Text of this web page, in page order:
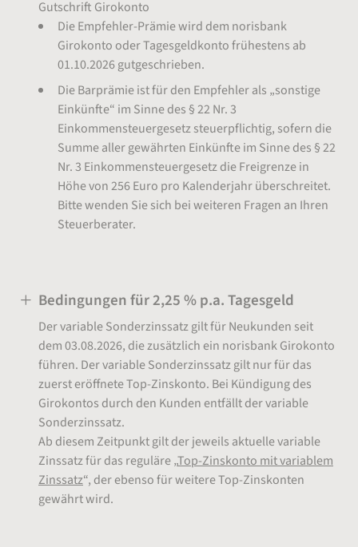
Gutschrift Girokonto
Die Empfehler-Prämie wird dem norisbank
Girokonto oder Tagesgeldkonto frühestens ab
01.10.2026 gutgeschrieben.
Die Barprämie ist für den Empfehler als „sonstige
Einkünfte“ im Sinne des § 22 Nr. 3
Einkommensteuergesetz steuerpflichtig, sofern die
Summe aller gewährten Einkünfte im Sinne des § 22
Nr. 3 Einkommensteuergesetz die Freigrenze in
Höhe von 256 Euro pro Kalenderjahr überschreitet.
Bitte wenden Sie sich bei weiteren Fragen an Ihren
Steuerberater.
Bedingungen für 2,25 % p.a. Tagesgeld
Der variable Sonderzinssatz gilt für Neukunden seit
dem 03.08.2026, die zusätzlich ein norisbank Girokonto
führen. Der variable Sonderzinssatz gilt nur für das
zuerst eröffnete Top-Zinskonto. Bei Kündigung des
Girokontos durch den Kunden entfällt der variable
Sonderzinssatz.
Ab diesem Zeitpunkt gilt der jeweils aktuelle variable
Zinssatz für das reguläre „Top-Zinskonto mit variablem
Zinssatz“, der ebenso für weitere Top-Zinskonten
gewährt wird.